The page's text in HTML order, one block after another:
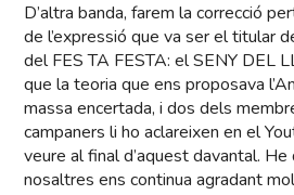
D’altra banda, farem la correcció
de l’expressió que va ser el titular
del FES TA FESTA: el SENY DEL
que la teoria que ens proposava
massa encertada, i dos dels
campaners li ho aclareixen en el
veure al final d’aquest davantal. He
nosaltres ens continua agradant